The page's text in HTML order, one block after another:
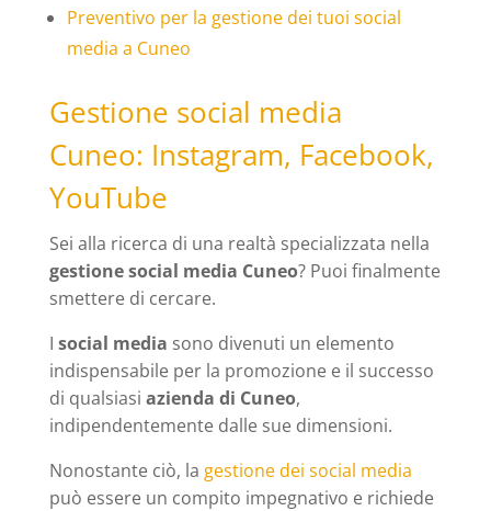
Preventivo per la gestione dei tuoi social
media a Cuneo
Gestione social media
Cuneo: Instagram, Facebook,
YouTube
Sei alla ricerca di una realtà specializzata nella
gestione social media Cuneo? Puoi finalmente
smettere di cercare.
I social media sono divenuti un elemento
indispensabile per la promozione e il successo
di qualsiasi azienda di Cuneo,
indipendentemente dalle sue dimensioni.
Nonostante ciò, la gestione dei social media
può essere un compito impegnativo e richiede